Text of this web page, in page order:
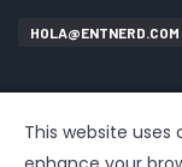
HOLA@ENTNERD.COM
This website uses